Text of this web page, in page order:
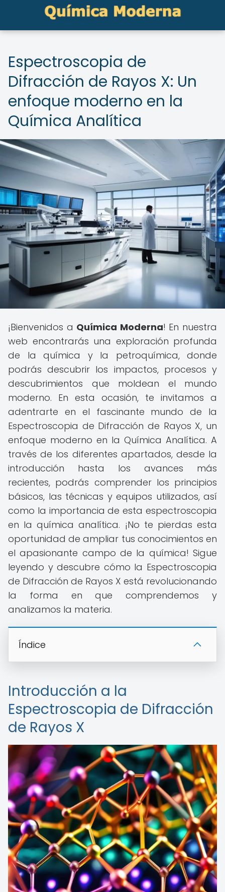
Espectroscopia de
Difracción de Rayos X: Un
enfoque moderno en la
Química Analítica
¡Bienvenidos a Química Moderna! En nuestra
web encontrarás una exploración profunda
de la química y la petroquímica, donde
podrás descubrir los impactos, procesos y
descubrimientos que moldean el mundo
moderno. En esta ocasión, te invitamos a
adentrarte en el fascinante mundo de la
Espectroscopia de Difracción de Rayos X, un
enfoque moderno en la Química Analítica. A
través de los diferentes apartados, desde la
introducción hasta los avances más
recientes, podrás comprender los principios
básicos, las técnicas y equipos utilizados, así
como la importancia de esta espectroscopia
en la química analítica. ¡No te pierdas esta
oportunidad de ampliar tus conocimientos en
el apasionante campo de la química! Sigue
leyendo y descubre cómo la Espectroscopia
de Difracción de Rayos X está revolucionando
la forma en que comprendemos y
analizamos la materia.
Índice
Introducción a la
Espectroscopia de Difracción
de Rayos X